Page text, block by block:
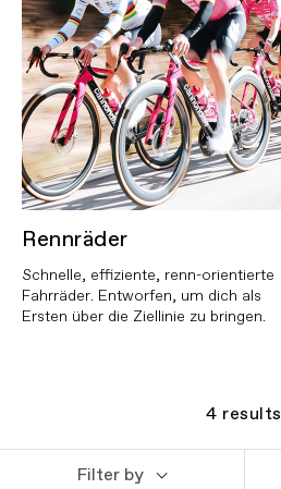
Rennräder
Schnelle, effiziente, renn-orientierte
Fahrräder. Entworfen, um dich als
Ersten über die Ziellinie zu bringen.
4 results
Filter by